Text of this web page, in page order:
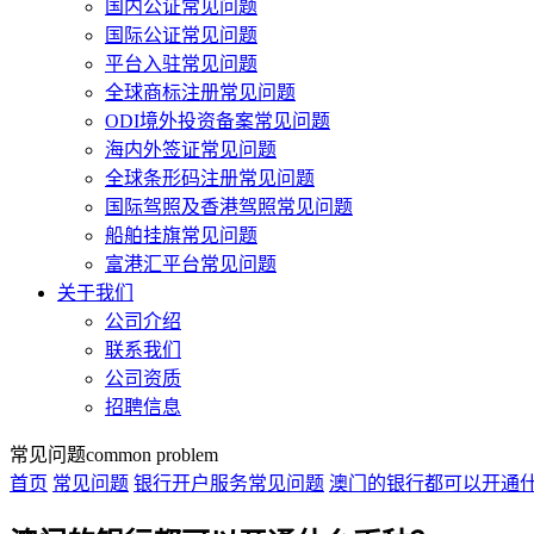
国内公证常见问题
国际公证常见问题
平台入驻常见问题
全球商标注册常见问题
ODI境外投资备案常见问题
海内外签证常见问题
全球条形码注册常见问题
国际驾照及香港驾照常见问题
船舶挂旗常见问题
富港汇平台常见问题
关于我们
公司介绍
联系我们
公司资质
招聘信息
常见问题common problem
首页 常见问题 银行开户服务常见问题 澳门的银行都可以开通